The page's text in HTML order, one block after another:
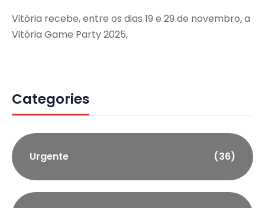
Vitória recebe, entre os dias 19 e 29 de novembro, a
Vitória Game Party 2025,
Categories
Urgente (36)